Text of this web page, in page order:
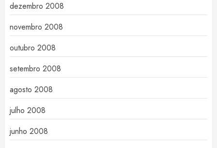
dezembro 2008
novembro 2008
outubro 2008
setembro 2008
agosto 2008
julho 2008
junho 2008